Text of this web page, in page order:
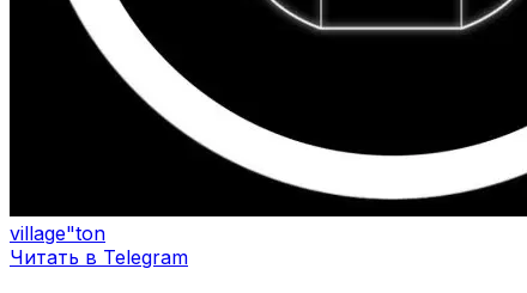
village"ton
Читать в Telegram